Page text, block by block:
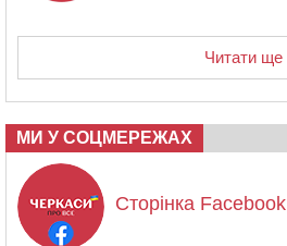
Читати ще
МИ У СОЦМЕРЕЖАХ
Сторінка Facebook